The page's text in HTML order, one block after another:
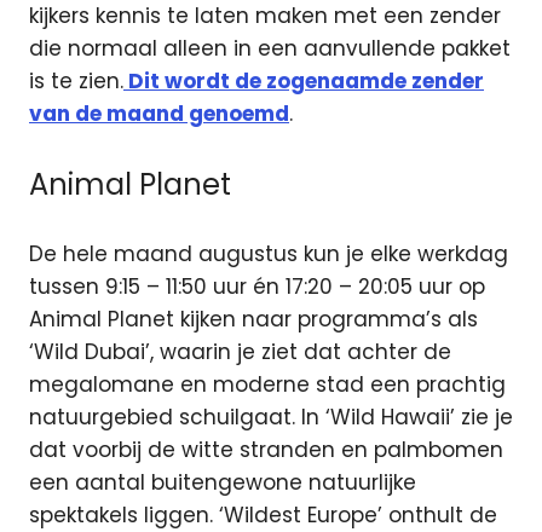
kijkers kennis te laten maken met een zender
die normaal alleen in een aanvullende pakket
is te zien. Dit wordt de zogenaamde zender
van de maand genoemd.
Animal Planet
De hele maand augustus kun je elke werkdag
tussen 9:15 – 11:50 uur én 17:20 – 20:05 uur op
Animal Planet kijken naar programma’s als
‘Wild Dubai’, waarin je ziet dat achter de
megalomane en moderne stad een prachtig
natuurgebied schuilgaat. In ‘Wild Hawaii’ zie je
dat voorbij de witte stranden en palmbomen
een aantal buitengewone natuurlijke
spektakels liggen. ‘Wildest Europe’ onthult de